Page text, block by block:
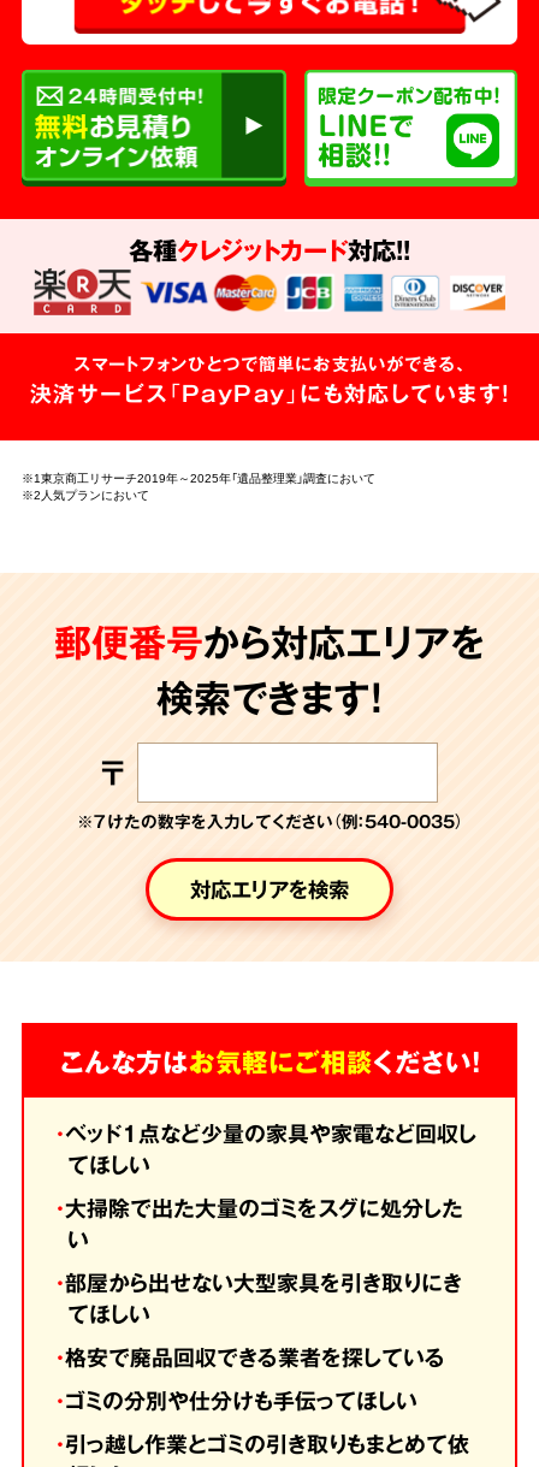
各種クレジットカード対応!!
スマートフォンひとつで簡単にお支払いができる、
決済サービス「PayPay」にも対応しています!
※1東京商工リサーチ2019年～2025年「遺品整理業」調査において
※2人気プランにおいて
郵便番号から対応エリアを
検索できます!
〒
※７けたの数字を入力してください（例：540-0035）
対応エリアを検索
こんな方はお気軽にご相談ください！
・ベッド1点など少量の家具や家電など回収し
てほしい
・大掃除で出た大量のゴミをスグに処分した
い
・部屋から出せない大型家具を引き取りにき
てほしい
・格安で廃品回収できる業者を探している
・ゴミの分別や仕分けも手伝ってほしい
・引っ越し作業とゴミの引き取りもまとめて依